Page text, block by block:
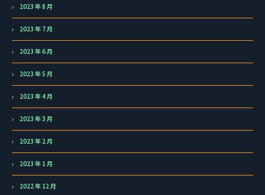
2023 年 8 月
2023 年 7 月
2023 年 6 月
2023 年 5 月
2023 年 4 月
2023 年 3 月
2023 年 2 月
2023 年 1 月
2022 年 12 月